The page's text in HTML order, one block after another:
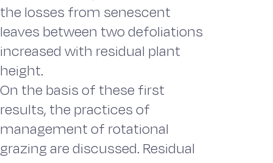
the losses from senescent
leaves between two defoliations
increased with residual plant
height.
On the basis of these first
results, the practices of
management of rotational
grazing are discussed. Residual